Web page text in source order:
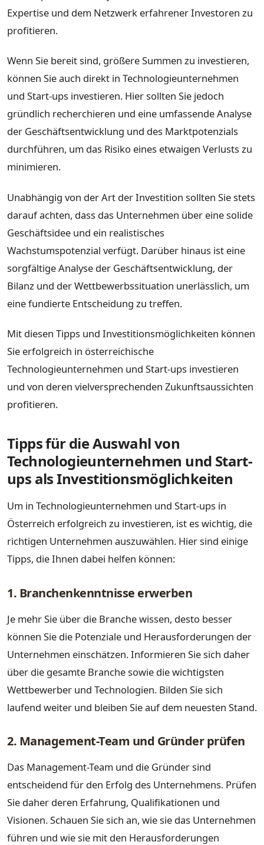
Expertise und dem Netzwerk erfahrener Investoren zu
profitieren.
Wenn Sie bereit sind, größere Summen zu investieren,
können Sie auch direkt in Technologieunternehmen
und Start-ups investieren. Hier sollten Sie jedoch
gründlich recherchieren und eine umfassende Analyse
der Geschäftsentwicklung und des Marktpotenzials
durchführen, um das Risiko eines etwaigen Verlusts zu
minimieren.
Unabhängig von der Art der Investition sollten Sie stets
darauf achten, dass das Unternehmen über eine solide
Geschäftsidee und ein realistisches
Wachstumspotenzial verfügt. Darüber hinaus ist eine
sorgfältige Analyse der Geschäftsentwicklung, der
Bilanz und der Wettbewerbssituation unerlässlich, um
eine fundierte Entscheidung zu treffen.
Mit diesen Tipps und Investitionsmöglichkeiten können
Sie erfolgreich in österreichische
Technologieunternehmen und Start-ups investieren
und von deren vielversprechenden Zukunftsaussichten
profitieren.
Tipps für die Auswahl von
Technologieunternehmen und Start-
ups als Investitionsmöglichkeiten
Um in Technologieunternehmen und Start-ups in
Österreich erfolgreich zu investieren, ist es wichtig, die
richtigen Unternehmen auszuwählen. Hier sind einige
Tipps, die Ihnen dabei helfen können:
1. Branchenkenntnisse erwerben
Je mehr Sie über die Branche wissen, desto besser
können Sie die Potenziale und Herausforderungen der
Unternehmen einschätzen. Informieren Sie sich daher
über die gesamte Branche sowie die wichtigsten
Wettbewerber und Technologien. Bilden Sie sich
laufend weiter und bleiben Sie auf dem neuesten Stand.
2. Management-Team und Gründer prüfen
Das Management-Team und die Gründer sind
entscheidend für den Erfolg des Unternehmens. Prüfen
Sie daher deren Erfahrung, Qualifikationen und
Visionen. Schauen Sie sich an, wie sie das Unternehmen
führen und wie sie mit den Herausforderungen